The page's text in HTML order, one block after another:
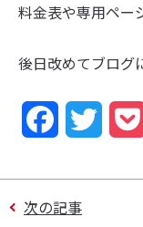
料金表や専用ペー
後日改めてブログ
次の記事